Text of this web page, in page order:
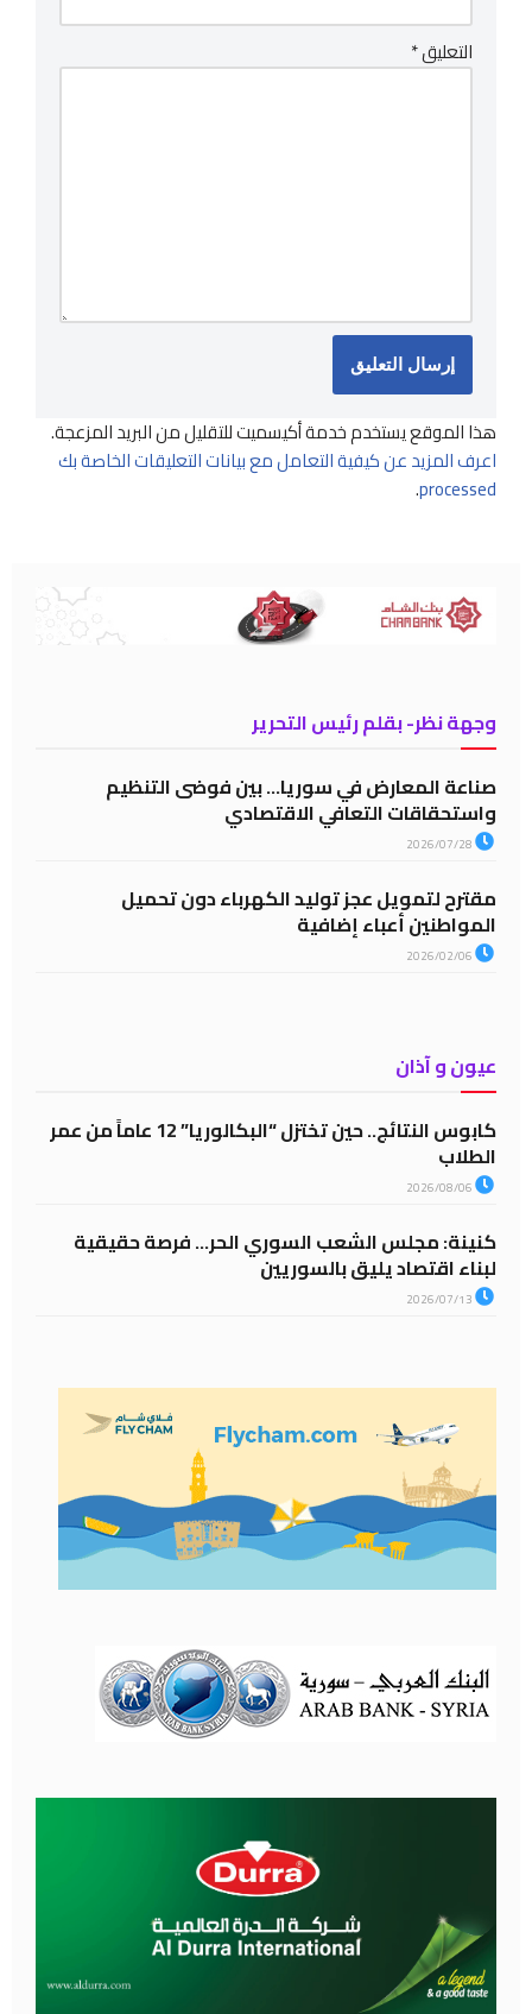
التعليق*
هذا الموقع يستخدم خدمة أكيسميت للتقليل من البريد المزعجة.
اعرف المزيد عن كيفية التعامل مع بيانات التعليقات الخاصة بك
processed
.
وجهة نظر- بقلم رئيس التحرير
صناعة المعارض في سوريا… بين فوضى التنظيم
واستحقاقات التعافي الاقتصادي
مقترح لتمويل عجز توليد الكهرباء دون تحميل
المواطنين أعباء إضافية
عيون و آذان
كابوس النتائج.. حين تختزل “البكالوريا” 12 عاماً من عمر
الطلاب
كنينة: مجلس الشعب السوري الحر… فرصة حقيقية
لبناء اقتصاد يليق بالسوريين